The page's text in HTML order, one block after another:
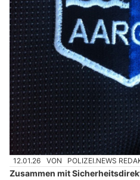
12.01.26 VON POLIZEI.NEWS
Zusammen mit